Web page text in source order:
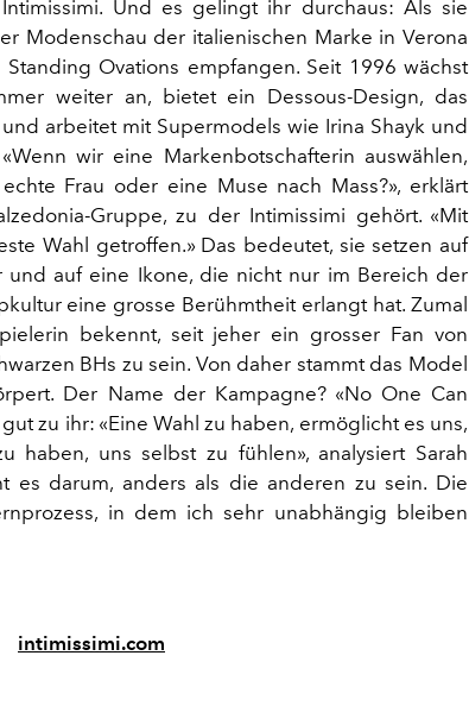
Und es gelingt ihr durchaus: Als sie
Modenschau der italienischen Marke in Verona
Ovations empfangen. Seit 1996 wächst
weiter an, bietet ein Dessous-Design, das
arbeitet mit Supermodels wie Irina Shayk und
wir eine Markenbotschafterin auswählen,
Frau oder eine Muse nach Mass?», erklärt
Gruppe, zu der Intimissimi gehört. «Mit
Wahl getroffen.» Das bedeutet, sie setzen auf
und auf eine Ikone, die nicht nur im Bereich der
eine grosse Berühmtheit erlangt hat. Zumal
bekennt, seit jeher ein grosser Fan von
BHs zu sein. Von daher stammt das Model
Der Name der Kampagne? «No One Can
zu ihr: «Eine Wahl zu haben, ermöglicht es uns,
haben, uns selbst zu fühlen», analysiert Sarah
es darum, anders als die anderen zu sein. Die
in dem ich sehr unabhängig bleiben
intimissimi.com